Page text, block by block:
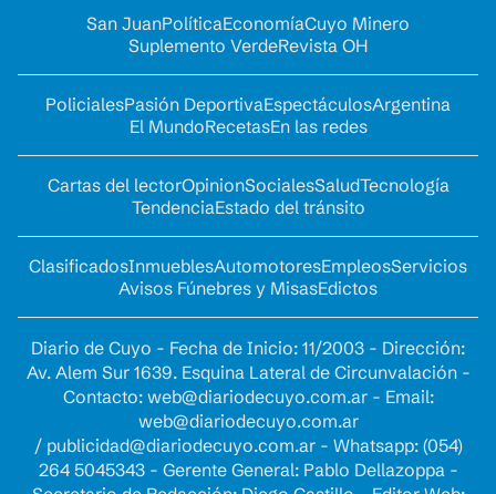
San JuanPolíticaEconomíaCuyo Minero
Suplemento VerdeRevista OH
PolicialesPasión DeportivaEspectáculosArgentina
El MundoRecetasEn las redes
Cartas del lectorOpinionSocialesSaludTecnología
TendenciaEstado del tránsito
ClasificadosInmueblesAutomotoresEmpleosServicios
Avisos Fúnebres y MisasEdictos
Diario de Cuyo - Fecha de Inicio: 11/2003 - Dirección:
Av. Alem Sur 1639. Esquina Lateral de Circunvalación -
Contacto: web@diariodecuyo.com.ar- Email:
web@diariodecuyo.com.ar
/ publicidad@diariodecuyo.com.ar- Whatsapp: (054)
264 5045343 - Gerente General: Pablo Dellazoppa -